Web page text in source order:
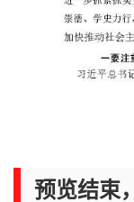
预览结束